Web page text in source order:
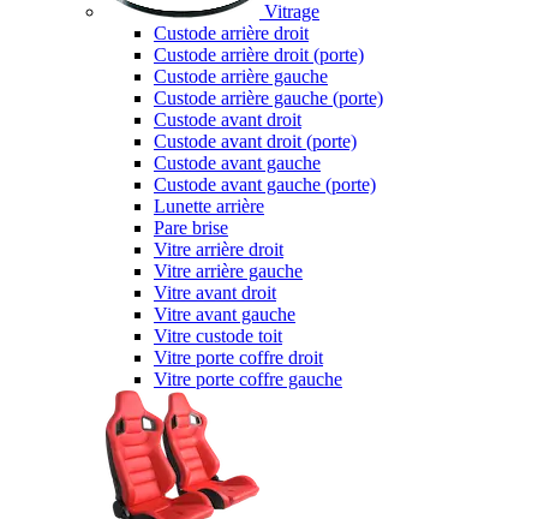
Vitrage
Custode arrière droit
Custode arrière droit (porte)
Custode arrière gauche
Custode arrière gauche (porte)
Custode avant droit
Custode avant droit (porte)
Custode avant gauche
Custode avant gauche (porte)
Lunette arrière
Pare brise
Vitre arrière droit
Vitre arrière gauche
Vitre avant droit
Vitre avant gauche
Vitre custode toit
Vitre porte coffre droit
Vitre porte coffre gauche